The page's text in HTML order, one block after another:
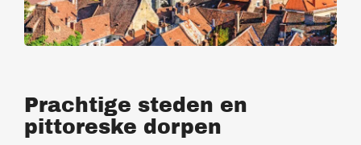
Prachtige steden en
pittoreske dorpen